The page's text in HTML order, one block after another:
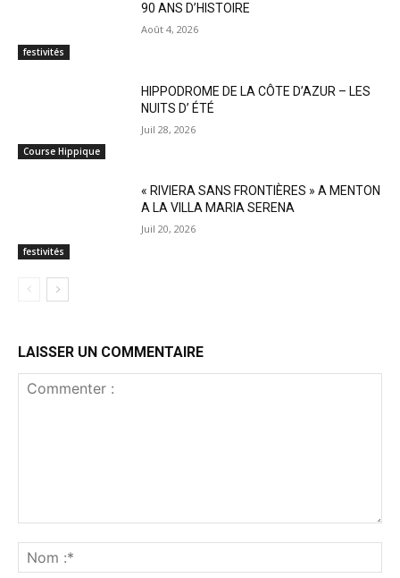
festivités
90 ANS D’HISTOIRE
Août 4, 2026
Course Hippique
HIPPODROME DE LA CÔTE D’AZUR – LES
NUITS D’ ÉTÉ
Juil 28, 2026
festivités
« RIVIERA SANS FRONTIÈRES » A MENTON
A LA VILLA MARIA SERENA
Juil 20, 2026
LAISSER UN COMMENTAIRE
:*